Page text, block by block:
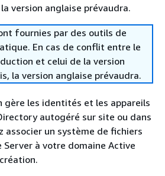
version anglaise prévaudra.
fournies par des outils de
En cas de conflit entre le
et celui de la version
la version anglaise prévaudra.
gère les identités et les appareils
autogéré sur site ou dans
associer un système de fichiers
Server à votre domaine Active